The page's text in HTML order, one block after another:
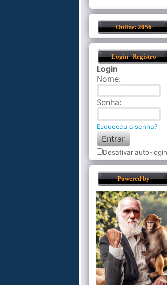
Online: 2056
Login Registro
Login
Nome:
Senha:
Esqueceu a senha?
Desativar auto-login
Powered by